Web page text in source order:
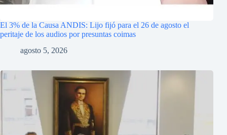
El 3% de la Causa ANDIS: Lijo fijó para el 26 de agosto el
peritaje de los audios por presuntas coimas
agosto 5, 2026